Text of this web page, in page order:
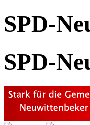
SPD-
SPD-